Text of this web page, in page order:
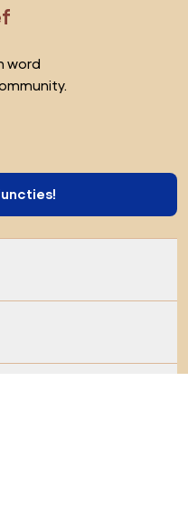
word